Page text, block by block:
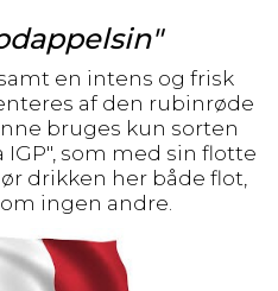
en intens og frisk
af den rubinrøde
bruges kun sorten
IGP", som med sin flotte
drikken her både flot,
ingen andre.